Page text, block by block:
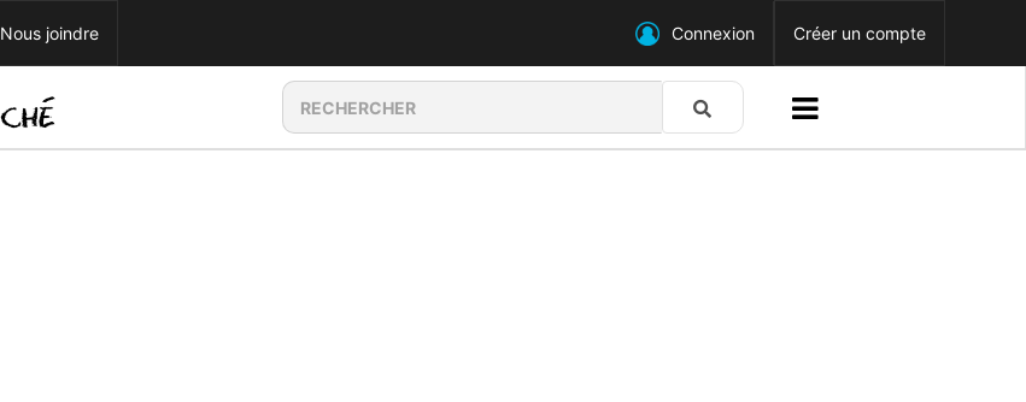
Nous joindre Connexion Créer un compte